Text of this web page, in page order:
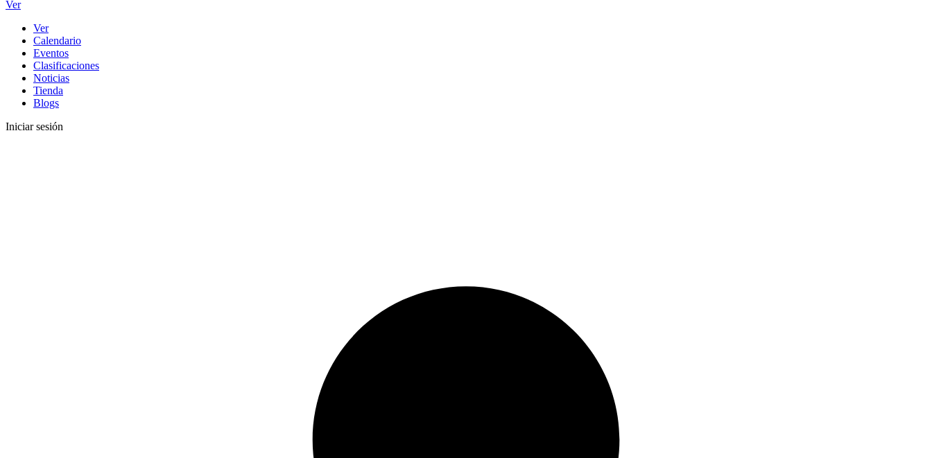
Ver
Ver
Calendario
Eventos
Clasificaciones
Noticias
Tienda
Blogs
Iniciar sesión